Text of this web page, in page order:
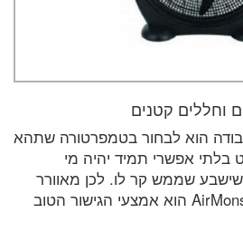
וחללים קטנים
הוא לבחור בטמפרטורה שתהא
אפשרי תמיד יהיה מי
שישבע שממש קר לו. לכן מאוורר
הרצפה מדגם 8151 AirMonster הוא אמצעי הגישור הטוב